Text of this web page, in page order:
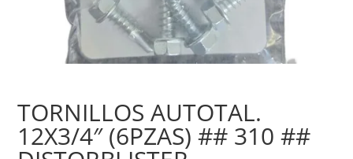
TORNILLOS AUTOTAL.
12X3/4″ (6PZAS) ## 310 ##